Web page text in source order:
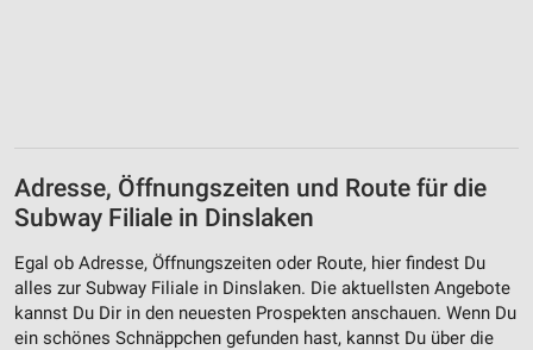
Adresse, Öffnungszeiten und Route für die
Subway Filiale in Dinslaken
Egal ob Adresse, Öffnungszeiten oder Route, hier findest Du
alles zur Subway Filiale in Dinslaken. Die aktuellsten Angebote
kannst Du Dir in den neuesten Prospekten anschauen. Wenn Du
ein schönes Schnäppchen gefunden hast, kannst Du über die